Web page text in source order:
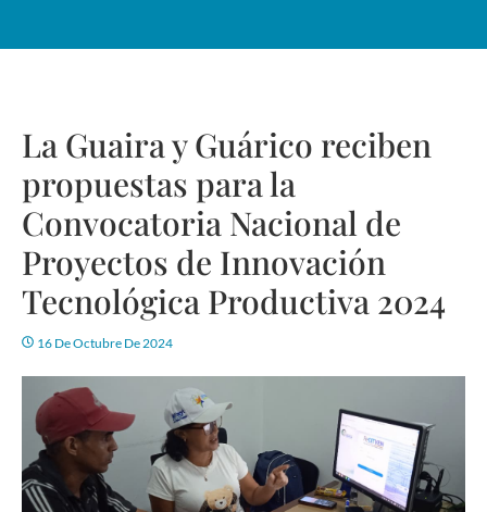
La Guaira y Guárico reciben
propuestas para la
Convocatoria Nacional de
Proyectos de Innovación
Tecnológica Productiva 2024
16 De Octubre De 2024